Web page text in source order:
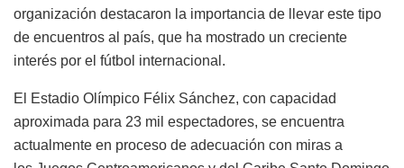
organización destacaron la importancia de llevar este tipo
de encuentros al país, que ha mostrado un creciente
interés por el fútbol internacional.
El Estadio Olímpico Félix Sánchez, con capacidad
aproximada para 23 mil espectadores, se encuentra
actualmente en proceso de adecuación con miras a